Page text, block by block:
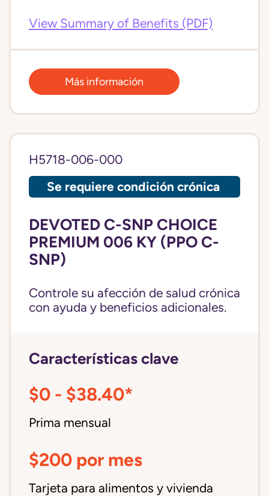
View Summary of Benefits (PDF)
Más información
H5718-006-000
Se requiere condición crónica
DEVOTED C-SNP CHOICE
PREMIUM 006 KY (PPO C-
SNP)
Controle su afección de salud crónica
con ayuda y beneficios adicionales.
Características clave
$0 - $38.40*
Prima mensual
$200 por mes
Tarjeta para alimentos y vivienda